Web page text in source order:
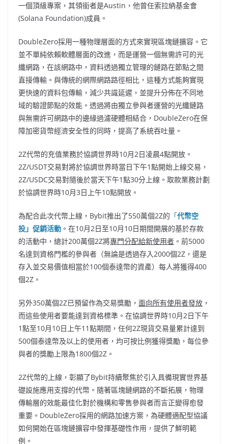
一個頂級專案，其領銜者是Austin，他曾任索拉納基金會
(Solana Foundation)成員。
DoubleZero採用一種物理層面的方式來實現區塊鏈擴容。它
並不單純依賴軟體層面的改進，而是運營一個無需許可的光
纖網路，在該網路中，資料透過獨立管理的鏈路在節點之間
直接傳輸。與傳統的網際網路路徑相比，這種方式能夠實現
更快速的資料包傳輸，減少共識延遲，並提升分佈在不同地
域的驗證節點的效能。透過將由獨立參與者運營的光纖鏈路
與無需許可網路中的邊緣過濾硬體相結合，DoubleZero在保
障加密貨幣經濟安全性的同時，提高了系統吞吐量。
2Z代幣的充值業務於協調世界時10月2日凌晨4點開放。
2Z/USDT交易對將於協調世界時當日下午1點開始上線交易，
2Z/USDC交易對隨後於當天下午1點30分上線。取款業務計劃
於協調世界時10月3日上午10點開放。
為配合此次代幣上線，Bybit推出了550萬個2Z的 「代幣空
投」促銷活動 。在10月2日至10月10日期間開展的基於存款
的活動中，總計200萬個2Z將專門分配給新使用者 。前5000
名達到資格門檻的參與者（無論是透過存入2000個2Z，還是
存入並交易價值相當於100個泰達幣的資產）每人將獲得400
個2Z。
另外350萬個2Z已預留作為交易獎勵， 面向所有使用者發放 ，
而這些使用者要能達到資格標準。在協調世界時10月2日下午
1點至10月10日上午11點期間，任何2Z現貨交易量累計達到
500個泰達幣及以上的使用者，均可按比例獲得獎勵，每位參
與者的獎勵上限為1800個2Z。
2Z代幣的上線，彰顯了Bybit持續聚焦於引入具備現實世界基
礎設施應用支撐的代幣。隨著區塊鏈網路的不斷拓展，物理
傳輸層的效能最佳化對於機構和零售參與者而言正變得愈發
重要。DoubleZero採用的網路加速方案，為硬體適配型協議
如何開始在區塊鏈擴容中發揮基礎性作用，提供了鮮明範
例。